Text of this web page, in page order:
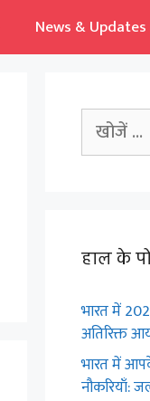
News & Updates
Search
for:
हाल के
भारत में
अतिरिक्त
भारत में
नौकरियाँ: